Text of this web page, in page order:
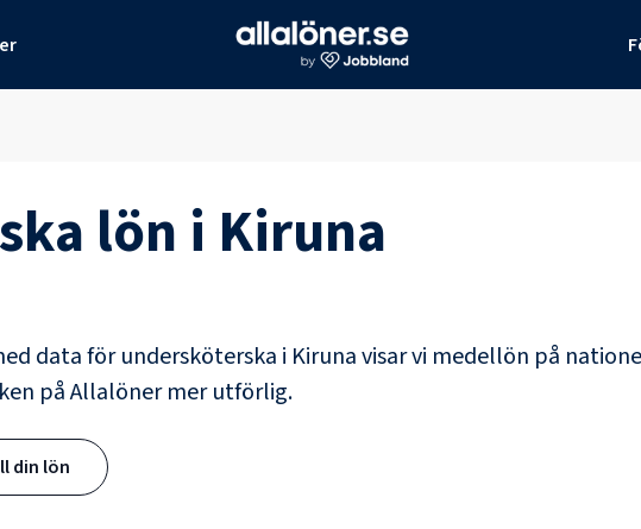
lön i Kiruna
data för undersköterska i Kirunavisar vi medellön på
på Allalöner mer utförlig.
din lön